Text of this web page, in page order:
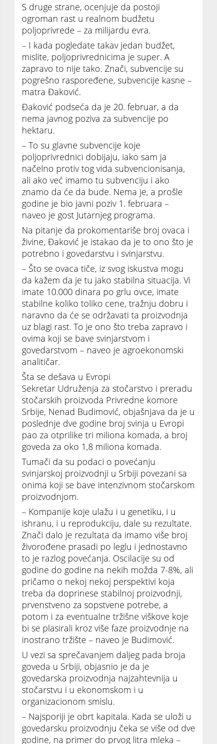
S druge strane, ocenjuje da postoji
ogroman rast u realnom budžetu
poljoprivrede – za milijardu evra.
– I kada pogledate takav jedan budžet,
mislite, poljoprivrednicima je super. A
zapravo to nije tako. Znači, subvencije su
pogrešno raspoređene, subvencije kasne –
matra Đaković.
Đaković podseća da je 20. februar, a da
nema javnog poziva za subvencije po
hektaru.
– To su glavne subvencije koje
poljoprivrednici dobijaju, iako sam ja
načelno protiv tog vida subvencionisanja,
ali ako već imamo tu subvenciju i ako
znamo da će da bude. Nema je, a prošle
godine je bio javni poziv 1. februara –
naveo je gost Jutarnjeg programa.
Na pitanje da prokomentariše broj ovaca i
živine, Đaković je istakao da je to ono što je
potrebno i govedarstvu i svinjarstvu.
– Što se ovaca tiče, iz svog iskustva mogu
da kažem da je tu jako stabilna situacija. Vi
imate 10.000 dinara po grlu ovce, imate
stabilne koliko toliko cene, tražnju dobru i
naravno da će se održavati ta proizvodnja
uz blagi rast. To je ono što treba zapravo i
ovima koji se bave svinjarstvom i
govedarstvom – naveo je agroekonomski
analitičar.
Šta se dešava u Evropi
Sekretar Udruženja za stočarstvo i preradu
stočarskih proizvoda Privredne komore
Srbije, Nenad Budimović, objašnjava da je u
poslednje dve godine broj svinja u Evropi
pao za otprilike tri miliona komada, a broj
goveda za oko 1,8 miliona komada.
Tumači da su podaci o povećanju
svinjarskoj proizvodnji u Srbiji povezani sa
onima koji se bave intenzivnom stočarskom
proizvodnjom.
– Kompanije koje ulažu i u genetiku, i u
ishranu, i u reprodukciju, dale su rezultate.
Znači dalo je rezultata da imamo više broj
živorođene prasadi po leglu i jednostavno
to je razlog povećanja. Oscilacije su od
godine do godine na nekih možda 7-8%, ali
pričamo o nekoj nekoj perspektivi koja
treba da doprinese stabilnoj proizvodnji,
prvenstveno za sopstvene potrebe, a
potom i za eventualne tržišne viškove koje
bi se plasirali kroz više faze proizvodnje na
inostrano tržište – naveo je Budimović.
U vezi sa sprečavanjem daljeg pada broja
goveda u Srbiji, objasnio je da je
govedarska proizvodnja najzahtevnija u
stočarstvu i u ekonomskom i u
organizacionom smislu.
– Najsporiji je obrt kapitala. Kada se uloži u
govedarsku proizvodnju čeka se više od dve
godine, na primer do prvog litra mleka –